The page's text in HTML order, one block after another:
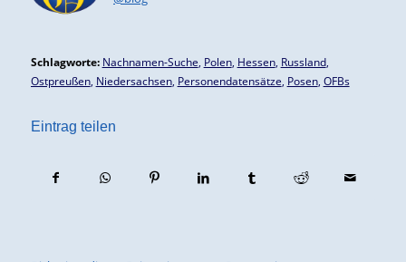
Schlagworte: Nachnamen-Suche Polen, Hessen, Russland,
Ostpreußen, Niedersachsen, Personendatensätze Posen, OFBs
Eintrag teilen